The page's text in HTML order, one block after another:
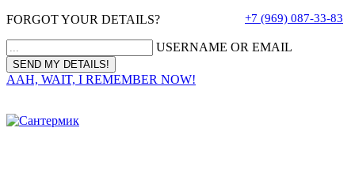
FORGOT YOUR DETAILS?
USERNAME OR EMAIL
AAH, WAIT, I REMEMBER NOW!
+7 (969) 087-33-83